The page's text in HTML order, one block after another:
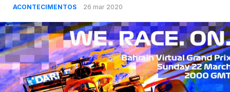
ACONTECIMENTOS 26 mar 2020